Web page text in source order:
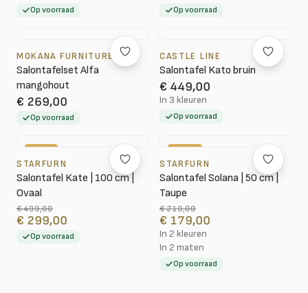
Op voorraad Op voorraad
MOKANA FURNITURE
Salontafelset Alfa
mangohout
€ 269,00
Op voorraad
CASTLE LINE
Salontafel Kato bruin
€ 449,00
In 3 kleuren
Op voorraad
STARFURN
Salontafel Kate | 100 cm |
Ovaal
€ 499,00
€ 299,00
Op voorraad
STARFURN
Salontafel Solana | 50 cm |
Taupe
€ 219,00
€ 179,00
In 2 kleuren
In 2 maten
Op voorraad